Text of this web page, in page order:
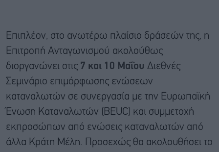
Επιπλέον, στο ανωτέρω πλαίσιο δράσεών της, η
Επιτροπή Ανταγωνισμού ακολούθως
διοργανώνει στις 7 και 10 Μαΐου Διεθνές
Σεμινάριο επιμόρφωσης ενώσεων
καταναλωτών σε συνεργασία με την Ευρωπαϊκή
Ένωση Καταναλωτών (BEUC) και συμμετοχή
εκπροσώπων από ενώσεις καταναλωτών από
άλλα Κράτη Μέλη. Προσεχώς θα ακολουθήσει το